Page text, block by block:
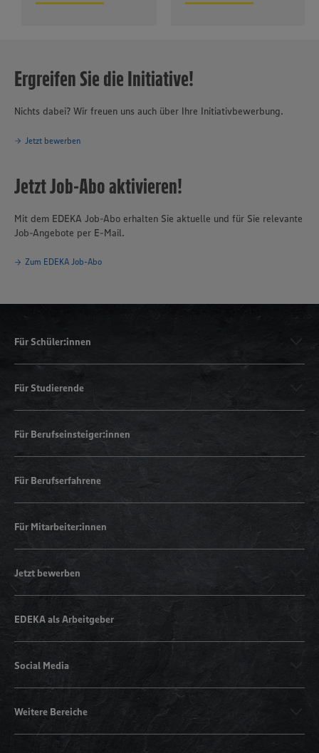
Ergreifen Sie die Initiative!
Nichts dabei? Wir freuen uns auch über Ihre Initiativbewerbung.
Jetzt bewerben
Jetzt Job-Abo aktivieren!
Mit dem EDEKA Job-Abo erhalten Sie aktuelle und für Sie relevante
Job-Angebote per E-Mail.
Zum EDEKA Job-Abo
Für Schüler:innen
Für Studierende
Für Berufseinsteiger:innen
Für Berufserfahrene
Für Mitarbeiter:innen
Jetzt bewerben
EDEKA als Arbeitgeber
Social Media
Weitere Bereiche